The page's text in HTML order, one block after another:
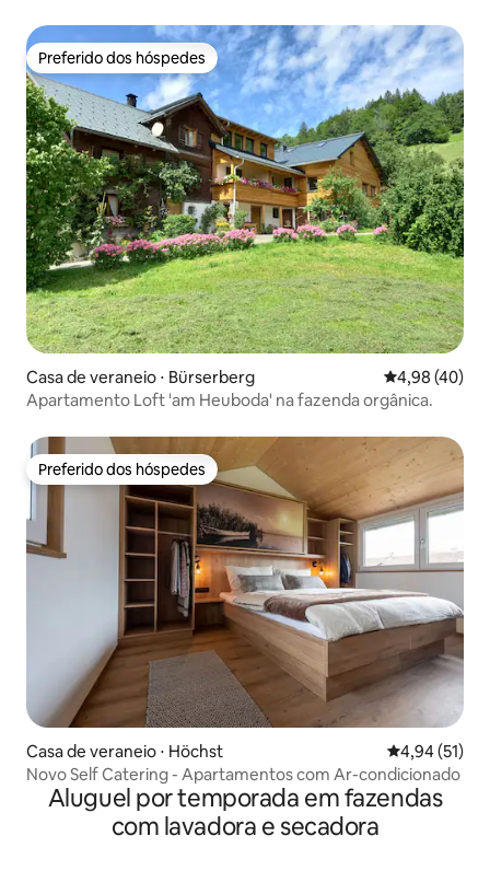
Preferido dos hóspedes
Preferido dos hóspedes
Casa de veraneio ⋅ Bürserberg 4,98 de uma
4,98 (40)
Apartamento Loft 'am Heuboda' na fazenda orgânica.
Preferido dos hóspedes
Preferido dos hóspedes
Casa de veraneio ⋅ Höchst 4,94 de uma
4,94 (51)
Novo Self Catering - Apartamentos com Ar-condicionado
Aluguel por temporada em fazendas
com lavadora e secadora